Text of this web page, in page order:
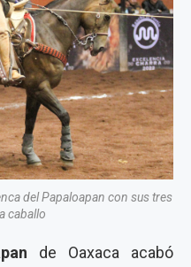
del Papaloapan con sus tres
caballo
de Oaxaca acabó